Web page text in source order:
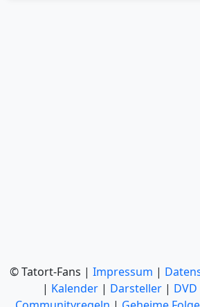
© Tatort-Fans | Impressum |
| Kalender | Darsteller | DVD